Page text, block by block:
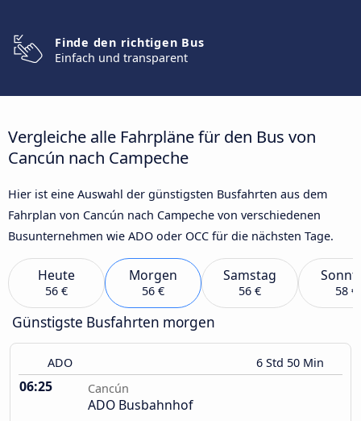
Finde den richtigen Bus
Einfach und transparent
Vergleiche alle Fahrpläne für den Bus von
Cancún nach Campeche
Hier ist eine Auswahl der günstigsten Busfahrten aus dem
Fahrplan von Cancún nach Campeche von verschiedenen
Busunternehmen wie ADO oder OCC für die nächsten Tage.
Heute
56 €
Morgen
56 €
Samstag
56 € 58 €
Günstigste Busfahrten morgen
ADO 6 Std 50 Min
06:25 Cancún
ADO Busbahnhof